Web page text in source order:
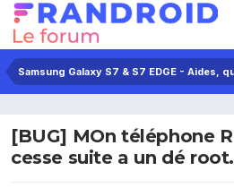
[BUG] MOn téléphone
cesse suite a un dé root.